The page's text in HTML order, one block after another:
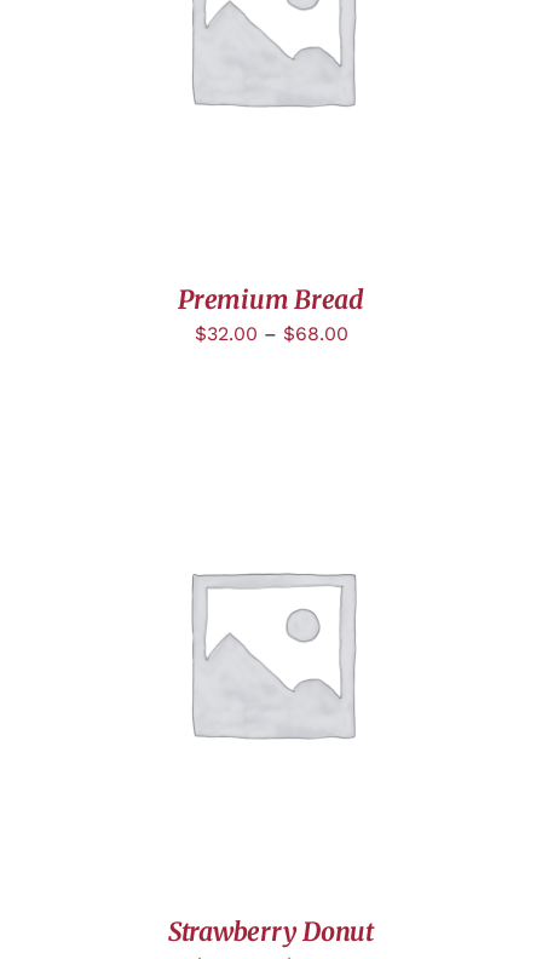
CHOIX DES OPTIONS
Premium Bread
$32.00 – $68.00
DÉTAILS
Strawberry Donut